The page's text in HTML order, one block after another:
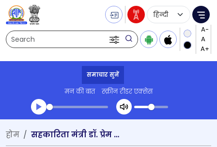
Search
Language
समाचार सुनें
मन की बात स्क्रीन रीडर एक्सेस
Transcript summary
प्ले ऑडियो
होम सहकारिता मंत्री डॉ. प्रेम कुमार ने कहा- सहकारी चीनी मिलों को दोबारा शुरू करने की जरूरत